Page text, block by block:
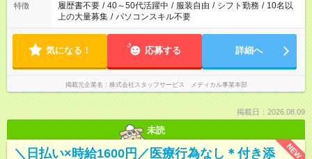
特徴 履歴書不要 / 40～50代活躍中 / 服装自由 / シフト勤務 / 10名以
上の大量募集 / パソコンスキル不要
気になる！ 応募する 詳細へ
掲載元企業名 株式会社スタッフサービス メディカル事業本部
掲載日：2026.08.09
未読
NEW
＼日払い×時給1600円／医療行為なし＊付き添